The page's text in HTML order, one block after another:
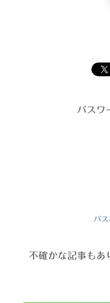
パスワ
パ
不確かな記事もあ